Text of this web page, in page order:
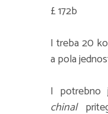
£ 172b
I treba 20
a pola
I potrebno
chinal